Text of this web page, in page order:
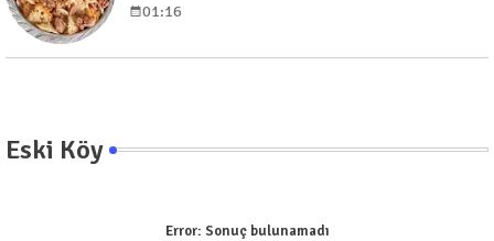
01:16
Eski Köy
Error: Sonuç bulunamadı